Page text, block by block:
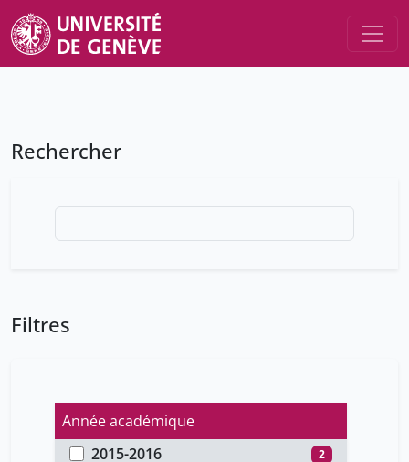
Rechercher
Filtres
Année académique
2015-2016
2
Type d'accès